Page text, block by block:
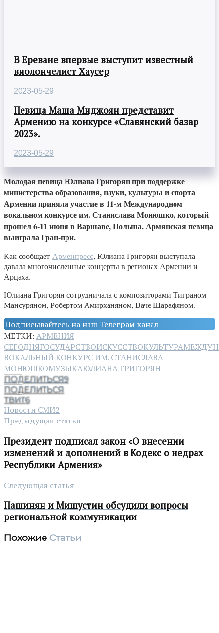
В Ереване впервые выступит известный
виолончелист Хаусер
2023-05-29
Певица Маша Мнджоян представит
Армению на конкурсе «Славянский базар
2023».
2023-05-29
Молодая певица Юлиана Григорян при поддержке
министерства образования, науки, культуры и спорта
Армении приняла участие в 11-м Международном
вокальном конкурсе им. Станислава Монюшко, который
прошел 6-11 июня в Варшаве, Польша. Армянская певица
выиграла Гран-при.
Как сообщает Арменпресс, Юлиана Григорян выступала
давала многочисленные концерты в регионах Армении и
Арцаха.
Юлиана Григорян сотрудничала с композиторами Тиграном
Мансуряном, Робертом Амирханяном, Ваче Шарафяном.
Подписывайтесь на наш Телеграм канал
МЕТКИ: АРМЕНИЯ
СЕГОДНЯГОСУДАРСТВОИСКУССТВОКУЛЬТУРА
ВОКАЛЬНЫЙ КОНКУРС ИМ. СТАНИСЛАВА
МОНЮШКОМУЗЫКАЮЛИАНА ГРИГОРЯН
ПОДЕЛИТЬСЯ9
ПОДЕЛИТЬСЯ
ТВИТ6
Новости СМИ2
Предыдущая статья
Президент подписал закон «О внесении
изменений и дополнений в Кодекс о недрах
Республики Армения»
Следующая статья
Пашинян и Мишустин обсудили вопросы
региональной коммуникации
Похожие Статьи